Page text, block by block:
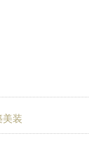
装